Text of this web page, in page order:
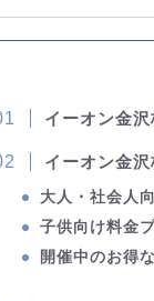
イーオン金
イーオン金
大人・社会人
子供向け料金
開催中のお得